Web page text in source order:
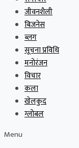
जीवनशैली
बिजनेस
ब्लग
सूचना प्रविधि
मनोरंजन
विचार
कला
खेलकुद
ग्लोबल
Menu